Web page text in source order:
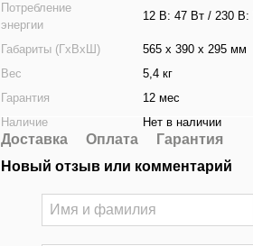
Потребление
энергии
12 В: 47 Вт / 230 В:
Габариты (ГхВхШ)
565 х 390 х 295 мм
Вес
5,4 кг
Гарантия
12 мес
Наличие
Нет в наличии
Доставка Оплата
Гарантия
Новый отзыв или комментарий